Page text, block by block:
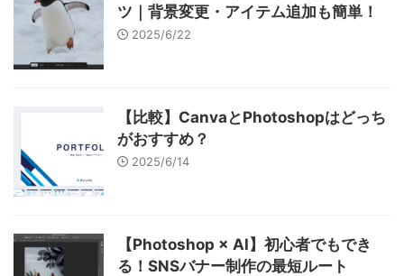
ツ｜背景変更・アイテム追加も簡単！
2025/6/22
【比較】CanvaとPhotoshopはどっち
がおすすめ？
2025/6/14
【Photoshop × AI】初心者でもでき
る！SNSバナー制作の最短ルート